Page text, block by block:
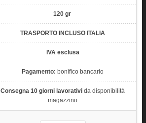
120 gr
TRASPORTO INCLUSO ITALIA
IVA esclusa
Pagamento: bonifico bancario
Consegna 10 giorni lavorativi da disponibilità
magazzino